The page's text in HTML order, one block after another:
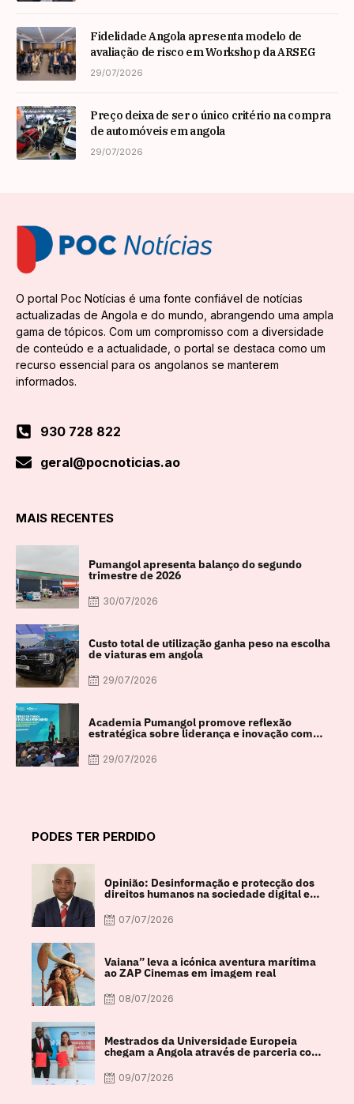
Fidelidade Angola apresenta modelo de
avaliação de risco em Workshop da ARSEG
29/07/2026
Preço deixa de ser o único critério na compra
de automóveis em angola
29/07/2026
O portal Poc Notícias é uma fonte confiável de notícias
actualizadas de Angola e do mundo, abrangendo uma ampla
gama de tópicos. Com um compromisso com a diversidade
de conteúdo e a actualidade, o portal se destaca como um
recurso essencial para os angolanos se manterem
informados.
930 728 822
geral@pocnoticias.ao
MAIS RECENTES
Pumangol apresenta balanço do segundo
trimestre de 2026
30/07/2026
Custo total de utilização ganha peso na escolha
de viaturas em angola
29/07/2026
Academia Pumangol promove reflexão
estratégica sobre liderança e inovação com
29/07/2026
PODES TER PERDIDO
Opinião: Desinformação e protecção dos
direitos humanos na sociedade digital em
07/07/2026
Vaiana” leva a icónica aventura marítima
ao ZAP Cinemas em imagem real
08/07/2026
Mestrados da Universidade Europeia
chegam a Angola através de parceria com
09/07/2026